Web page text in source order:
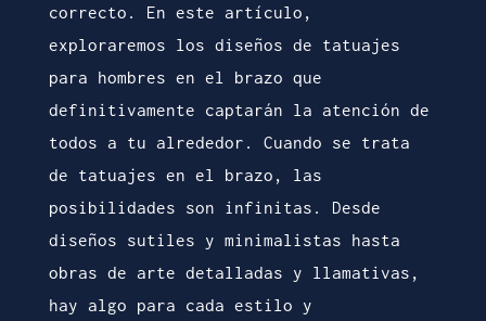
correcto. En este artículo,
exploraremos los diseños de tatuajes
para hombres en el brazo que
definitivamente captarán la atención de
todos a tu alrededor. Cuando se trata
de tatuajes en el brazo, las
posibilidades son infinitas. Desde
diseños sutiles y minimalistas hasta
obras de arte detalladas y llamativas,
hay algo para cada estilo y